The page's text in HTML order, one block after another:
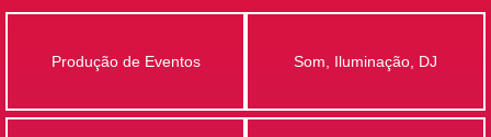
Produção de Eventos Som, Iluminação, DJ